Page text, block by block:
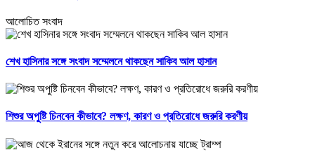
আলোচিত সংবাদ
শেখ হাসিনার সঙ্গে সংবাদ সম্মেলনে থাকছেন সাকিব আল হাসান
শিশুর অপুষ্টি চিনবেন কীভাবে? লক্ষণ, কারণ ও প্রতিরোধে জরুরি করণীয়